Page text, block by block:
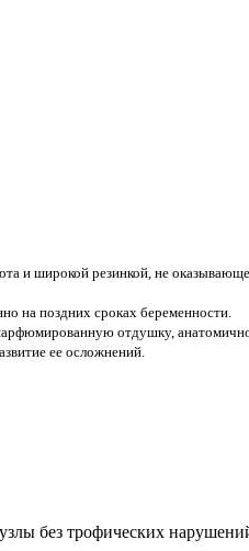
и широкой резинкой, не
на поздних сроках беременности.
отдушку,
ее осложнений.
без трофических